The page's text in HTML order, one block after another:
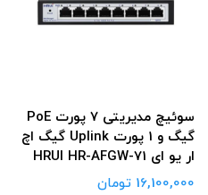
سوئیچ مدیریتی 7 پورت PoE
گیگ و 1 پورت Uplink گیگ اچ
ار یو ای HRUI HR-AFGW-71
16,100,000 تومان